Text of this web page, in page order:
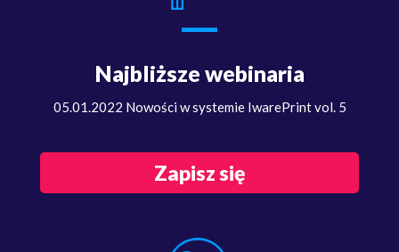
Najbliższe webinaria
05.01.2022 Nowości w systemie IwarePrint vol. 5
Zapisz się